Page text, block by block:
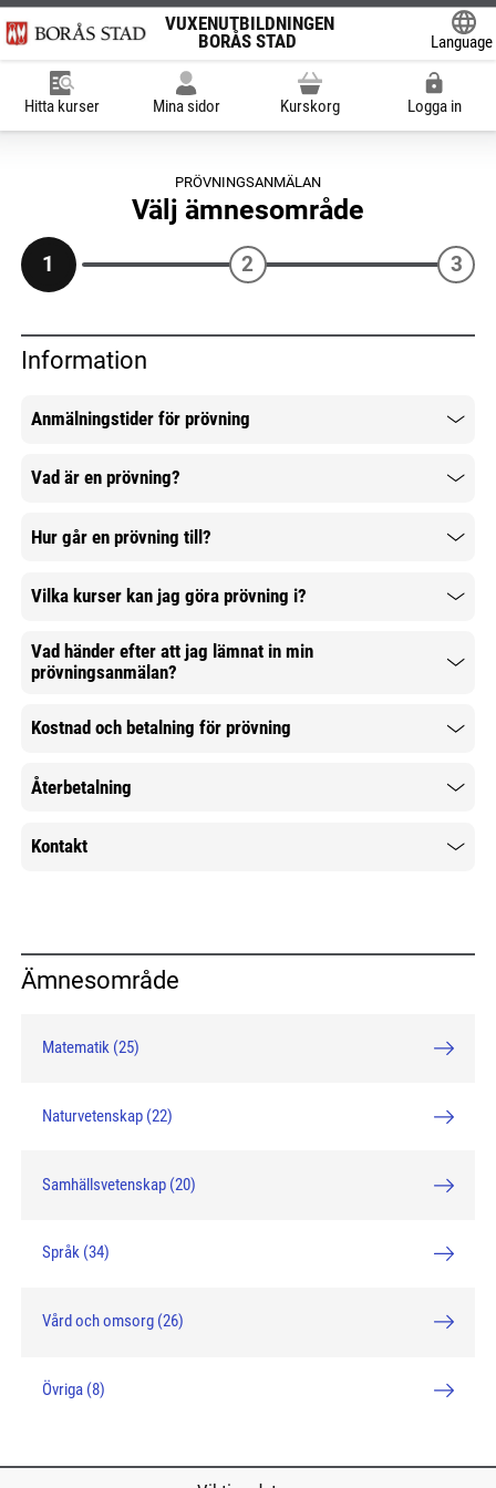
VUXENUTBILDNINGEN
BORÅS STAD
Language
Hitta kurser Mina sidor Kurskorg Logga in
PRÖVNINGSANMÄLAN
Välj ämnesområde
Du är på steg 1 av 3
1 2 3
Information
Anmälningstider för prövning
Mer information
Vad är en prövning?
Mer information
Hur går en prövning till?
Mer information
Vilka kurser kan jag göra prövning i?
Mer information
Vad händer efter att jag lämnat in min
prövningsanmälan?
Mer information
Kostnad och betalning för prövning
Återbetalning
Mer information
Kontakt
Ämnesområde
Matematik (25)
Naturvetenskap (22)
Samhällsvetenskap (20)
Språk (34)
Vård och omsorg (26)
Övriga (8)